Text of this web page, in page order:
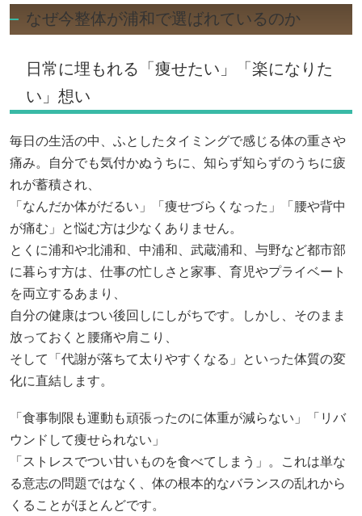
なぜ今整体が浦和で選ばれているのか
日常に埋もれる「痩せたい」「楽になりた
い」想い
毎日の生活の中、ふとしたタイミングで感じる体の重さや
痛み。自分でも気付かぬうちに、知らず知らずのうちに疲
れが蓄積され、
「なんだか体がだるい」「痩せづらくなった」「腰や背中
が痛む」と悩む方は少なくありません。
とくに浦和や北浦和、中浦和、武蔵浦和、与野など都市部
に暮らす方は、仕事の忙しさと家事、育児やプライベート
を両立するあまり、
自分の健康はつい後回しにしがちです。しかし、そのまま
放っておくと腰痛や肩こり、
そして「代謝が落ちて太りやすくなる」といった体質の変
化に直結します。
「食事制限も運動も頑張ったのに体重が減らない」「リバ
ウンドして痩せられない」
「ストレスでつい甘いものを食べてしまう」。これは単な
る意志の問題ではなく、体の根本的なバランスの乱れから
くることがほとんどです。